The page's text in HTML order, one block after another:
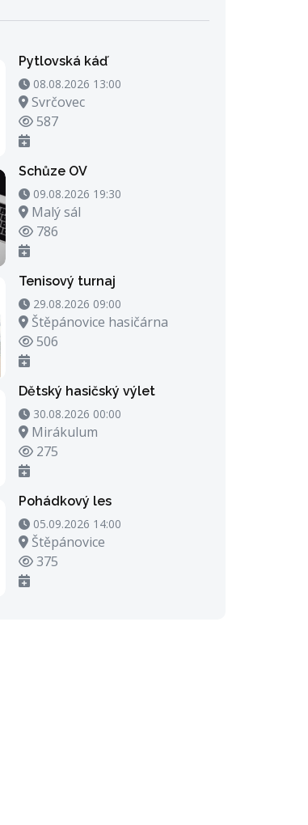
Pytlovská káď
08.08.2026 13:00 - 08.08.2026 14:00
08.08.2026 13:00
Místo konání
Svrčovec
Počet zhlédnutí
587
Schůze OV
09.08.2026 19:30 - 09.08.2026 20:30
09.08.2026 19:30
Místo konání
Malý sál
Počet zhlédnutí
786
Tenisový turnaj
29.08.2026 09:00 - 29.08.2026 23:00
29.08.2026 09:00
Místo konání
Štěpánovice hasičárna
Počet zhlédnutí
506
Dětský hasičský výlet
30.08.2026 00:00 - 30.08.2026 21:00
30.08.2026 00:00
Místo konání
Mirákulum
Počet zhlédnutí
275
Pohádkový les
05.09.2026 14:00 - 05.09.2026 15:00
05.09.2026 14:00
Místo konání
Štěpánovice
Počet zhlédnutí
375